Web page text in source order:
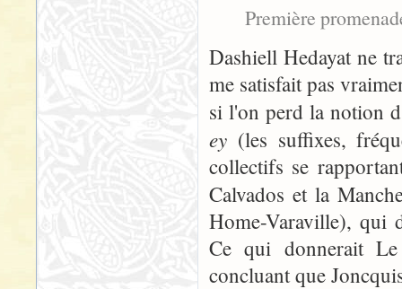
Première
Dashiell Hedayat ne
me satisfait pas
si l'on perd la notion
ey (les suffixes,
collectifs se
Calvados et la
Home-Varaville), qui
Ce qui donnerait
concluant que